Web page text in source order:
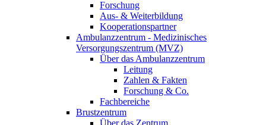
Forschung
Aus- & Weiterbildung
Kooperationspartner
Ambulanzzentrum - Medizinisches
Versorgungszentrum (MVZ)
Über das Ambulanzzentrum
Leitung
Zahlen & Fakten
Forschung & Co.
Fachbereiche
Brustzentrum
Über das Zentrum